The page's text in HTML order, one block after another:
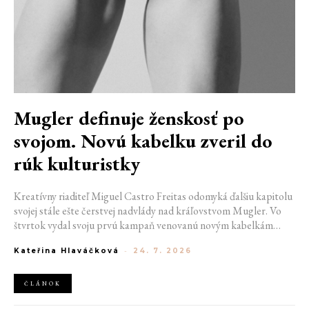
Mugler definuje ženskosť po
svojom. Novú kabelku zveril do
rúk kulturistky
Kreatívny riaditeľ Miguel Castro Freitas odomyká ďalšiu kapitolu
svojej stále ešte čerstvej nadvlády nad kráľovstvom Mugler. Vo
štvrtok vydal svoju prvú kampaň venovanú novým kabelkám
návrhár do módneho domu prišiel. Umne kombinuje výrazy
podobu ženskosti.
Kateřina Hlaváčková - 24. 7. 2026
ČLÁNOK